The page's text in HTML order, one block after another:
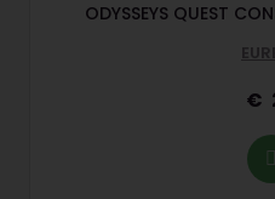
ODYSSEYS QUEST